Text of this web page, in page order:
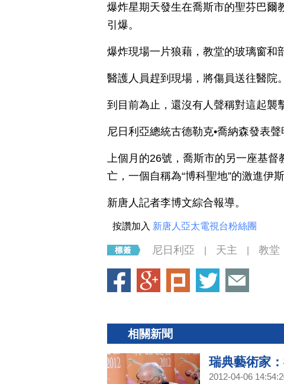
爆炸星期天發生在喬斯市的聖芬巴爾
引爆。
爆炸現場一片狼藉，教堂的玻璃窗和
醫護人員趕到現場，將傷員送往醫院。
到目前為止，還沒有人聲稱對這起襲
尼日利亞總統古德勒克•喬納森發表
上個月的26號，喬斯市的另一座基
亡，一個自稱為“博科聖地”的激進伊
新唐人記者李博文綜合報導。
按讚加入 新唐人亞太電視台粉絲團
尼日利亞 天主 教堂
相關新聞
瑞典藝術家
2012-04-06